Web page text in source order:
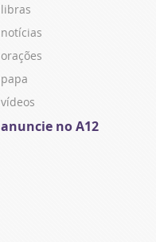
libras
notícias
orações
papa
vídeos
anuncie no A12